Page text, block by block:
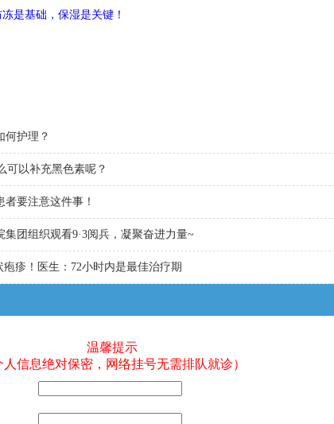
是基础，保湿是关键！
何护理？
可以补充黑色素呢？
要注意这件事！
团组织观看9·3阅兵，凝聚奋进力量~
疹！医生：72小时内是最佳治疗期
温馨提示
人信息绝对保密，网络挂号无需排队就诊）